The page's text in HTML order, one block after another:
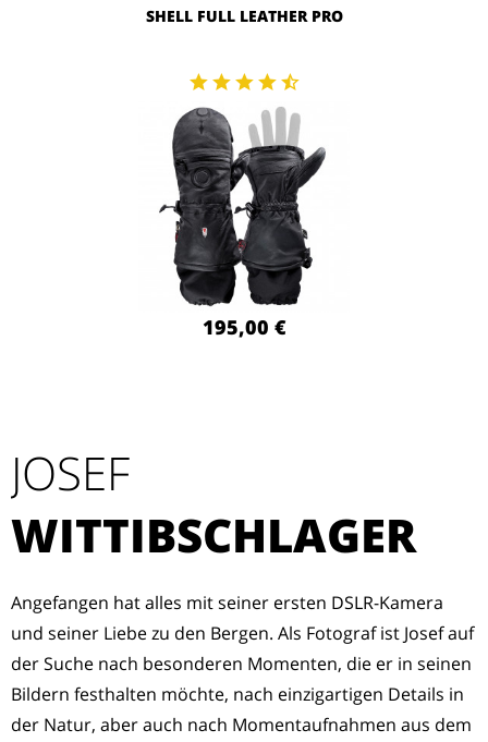
SHELL FULL LEATHER PRO
195,00 €
JOSEF
WITTIBSCHLAGER
Angefangen hat alles mit seiner ersten DSLR-Kamera
und seiner Liebe zu den Bergen. Als Fotograf ist Josef auf
der Suche nach besonderen Momenten, die er in seinen
Bildern festhalten möchte, nach einzigartigen Details in
der Natur, aber auch nach Momentaufnahmen aus dem